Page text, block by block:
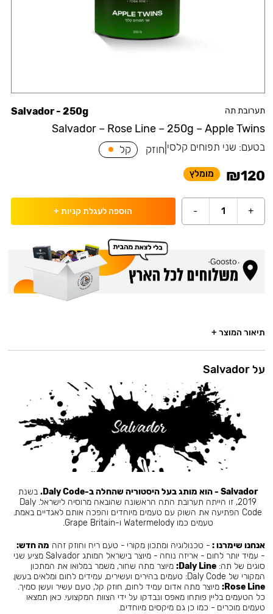
תערובת תה
Salvador – Rose Line – 250g – Apple Twins
Salvador - 250g
בטעם: שני תפוחים קלסי חוזק קל
₪120 מומלץ
+
1
- הוספה לעגלת קניות +
תיאור המוצר +
על Salvador
Salvador - הוא מותג בעל היסטוריה שהחלה ב-Daly Code.
בשנת
2019, זו הייתה תערובת התה הראשונה שהובאה מרוסיה לישראל. Daly
Code הפתיעה את השוק עם טעמים מיוחדים והפכה אותם לאגדיים באמת.
טעמים כמו Watermelody ו-Grape Britain.
אנחנו שימרנו : - טכנולוגיה ומתכון מקורי - טעם ריח וחוזק זהה מה חדש:
- עמיד יותר לחום - אריזה נוחה - מיוצר בישראל המותג Salvador מציע שני
סוגים של תה:Daly Line: מיוצר מתה שחור, משמר במלואו את המתכון
המקורי של Daly Code: טעמים בהירים ועשירים, עמידים לחום ומלאים בעשן.
Rose Line: מיוצר מתה אדום עמיד לחום, חוזק קל, טעם עשיר ועשן סמיך.
כל הטעמים בליין פותחו מאפס ונבדקו על ידי הצוות המקצועי. כאן תמצאו
טעמים מוכרים - כמו כן גם מיקסים מיוחדים.